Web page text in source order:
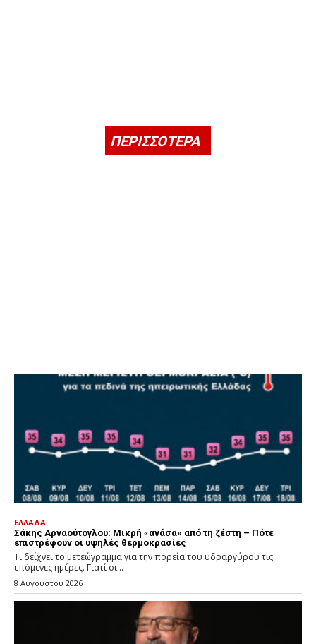
ΠΕΡΙΣΣΟΤΕΡΑ
ΕΛΛΑΔΑ
Σάκης Αρναούτογλου: Μικρή «ανάσα» από τη ζέστη – Πότε
επιστρέφουν οι υψηλές θερμοκρασίες
Τι δείχνει το μετεώγραμμα για την πορεία του υδραργύρου τις
επόμενες ημέρες. Γιατί οι...
8 Αυγούστου 2026